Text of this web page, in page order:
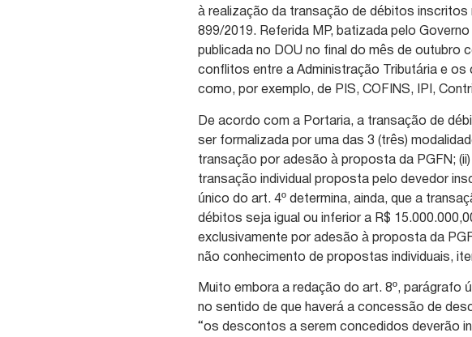
à realização da transação de débitos inscritos
899/2019. Referida MP, batizada pelo
publicada no DOU no final do mês de outubro
conflitos entre a Administração Tributária e
como, por exemplo, de PIS, COFINS, IPI,
De acordo com a Portaria, a transação de
ser formalizada por uma das 3 (três)
transação por adesão à proposta da PGFN;
transação individual proposta pelo devedor
único do art. 4º determina, ainda, que a
débitos seja igual ou inferior a R$
exclusivamente por adesão à proposta da
não conhecimento de propostas individuais,
Muito embora a redação do art. 8º, parágrafo
no sentido de que haverá a concessão de
“os descontos a serem concedidos deverão